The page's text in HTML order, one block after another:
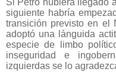
Si Petro hubiera llegado
siguiente habría
transición previsto en el
adoptó una lánguida
especie de limbo
inseguridad e
izquierdas se lo